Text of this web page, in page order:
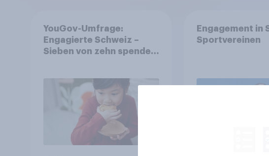
YouGov-Umfrage:
Engagierte Schweiz –
Sieben von zehn spenden,
Engagement in
Sportvereinen